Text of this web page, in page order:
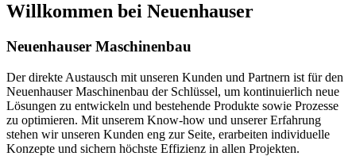
Willkommen bei Neuenhauser
Neuenhauser Maschinenbau
Der direkte Austausch mit unseren Kunden und Partnern ist für den
Neuenhauser Maschinenbau der Schlüssel, um kontinuierlich neue
Lösungen zu entwickeln und bestehende Produkte sowie Prozesse
zu optimieren. Mit unserem Know-how und unserer Erfahrung
stehen wir unseren Kunden eng zur Seite, erarbeiten individuelle
Konzepte und sichern höchste Effizienz in allen Projekten.